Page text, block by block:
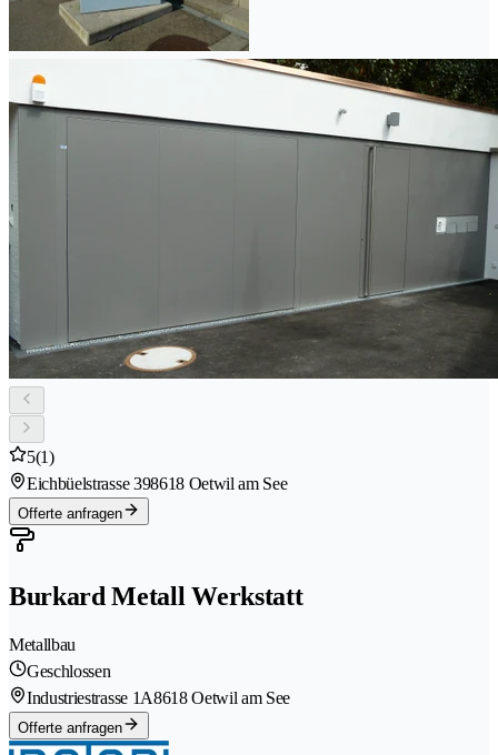
5(1)
Eichbüelstrasse 398618 Oetwil am See
Offerte anfragen
Burkard Metall Werkstatt
Metallbau
Geschlossen
Industriestrasse 1A8618 Oetwil am See
Offerte anfragen